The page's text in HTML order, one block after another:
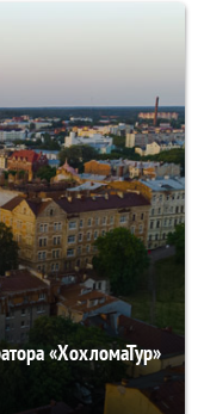
«ХохломаТур»